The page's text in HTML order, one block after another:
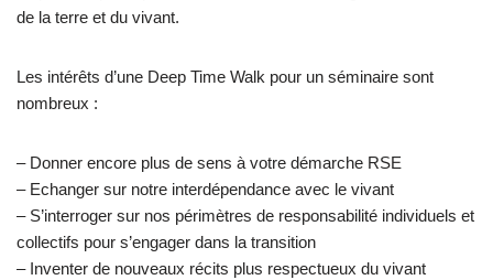
de la terre et du vivant.
Les intérêts d’une Deep Time Walk pour un séminaire sont
nombreux :
– Donner encore plus de sens à votre démarche RSE
– Echanger sur notre interdépendance avec le vivant
– S’interroger sur nos périmètres de responsabilité individuels et
collectifs pour s’engager dans la transition
– Inventer de nouveaux récits plus respectueux du vivant